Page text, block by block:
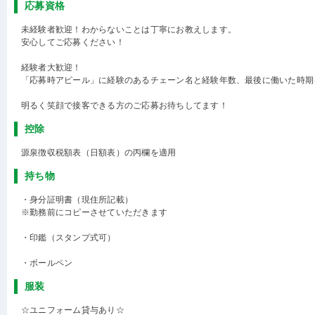
応募資格
未経験者歓迎！わからないことは丁寧にお教えします。
安心してご応募ください！
経験者大歓迎！
「応募時アピール」に経験のあるチェーン名と経験年数、最後に働いた時
明るく笑顔で接客できる方のご応募お待ちしてます！
控除
源泉徴収税額表（日額表）の丙欄を適用
持ち物
・身分証明書（現住所記載）
※勤務前にコピーさせていただきます
・印鑑（スタンプ式可）
・ボールペン
服装
☆ユニフォーム貸与あり☆